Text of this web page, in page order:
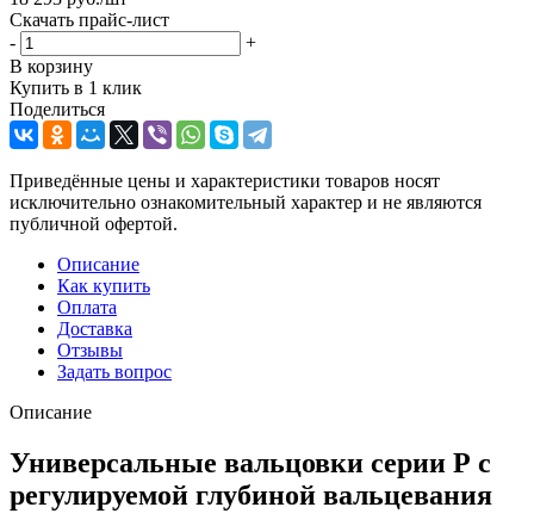
Скачать прайс-лист
-
+
В корзину
Купить в 1 клик
Поделиться
Приведённые цены и характеристики товаров носят
исключительно ознакомительный характер и не являются
публичной офертой.
Описание
Как купить
Оплата
Доставка
Отзывы
Задать вопрос
Описание
Универсальные вальцовки серии Р с
регулируемой глубиной вальцевания